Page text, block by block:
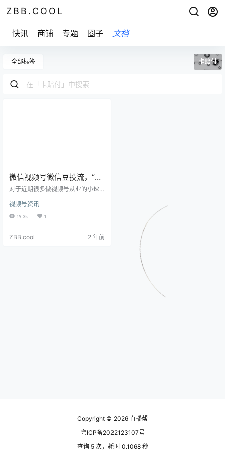
ZBB.COOL
快讯 商铺 专题 圈子 文档
全部标签 卡赔付
微信视频号微信豆投流，“卡
赔付”的规则和条件，必看
对于近期很多做视频号从业的小伙
流，“卡赔付”的规则和条件，必看
一、适用条件（以下条件需同时满
容。 2.适用的加热时长：实际加热
视频号资讯
19.3k 1
ZBB.cool 2 年前
Copyright © 2026 直播帮
粤ICP备2022123107号
查询 5 次，耗时 0.1068 秒